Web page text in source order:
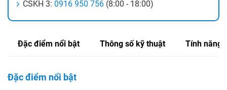
CSKH 3: 0916 950 756 (8:00 - 18:00)
Đặc điểm nổi bật Thông số kỹ thuật Tính năng
Đặc điểm nổi bật